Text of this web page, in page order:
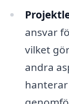
ansvar
vilket
andra